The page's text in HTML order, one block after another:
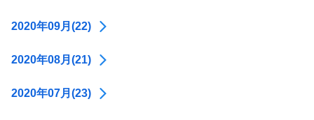
2020年09月(22)
2020年08月(21)
2020年07月(23)